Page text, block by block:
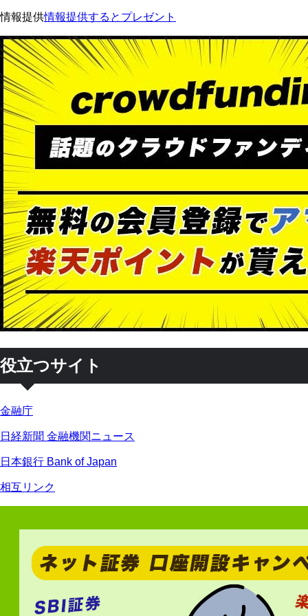
情報提供情報提供するとプレゼント
役立つサイト
金融庁
日経新聞 金融機関ニュース
日本銀行 Bank of Japan
相互リンク